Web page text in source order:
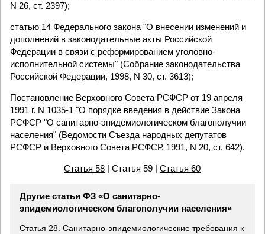
N 26, ст. 2397);
статью 14 Федерального закона "О внесении изменений и
дополнений в законодательные акты Российской
Федерации в связи с реформированием уголовно-
исполнительной системы" (Собрание законодательства
Российской Федерации, 1998, N 30, ст. 3613);
Постановление Верховного Совета РСФСР от 19 апреля
1991 г. N 1035-1 "О порядке введения в действие Закона
РСФСР "О санитарно-эпидемиологическом благополучии
населения" (Ведомости Съезда народных депутатов
РСФСР и Верховного Совета РСФСР, 1991, N 20, ст. 642).
Статья 58 | Статья 59 |Статья 60
Другие статьи ФЗ «О санитарно-
эпидемиологическом благополучии населения»
Статья 28. Санитарно-эпидемиологические требования к